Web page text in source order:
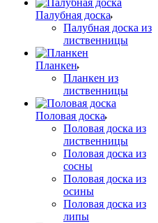
Палубная доска
Палубная доска из
лиственницы
Планкен
Планкен из
лиственницы
Половая доска
Половая доска из
лиственницы
Половая доска из
сосны
Половая доска из
осины
Половая доска из
липы